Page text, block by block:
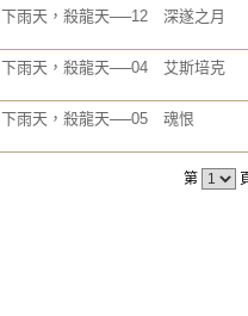
下雨天，殺龍天──12 深遂之月
下雨天，殺龍天──04 艾斯培克
下雨天，殺龍天──05 魂恨
第